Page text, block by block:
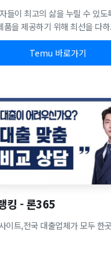
들이 최고의 삶을 누릴 수 있도
품을 제공하기 위해 최선을 다
Temu 바로가기
킹 - 론365
이트,전국 대출업체가 모두 한